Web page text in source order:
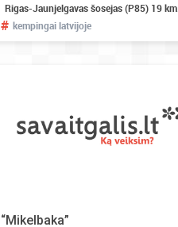
Rigas-Jaunjelgavas šosejas (P85) 19 km.,
# kempingai latvijoje
“Mikelbaka”